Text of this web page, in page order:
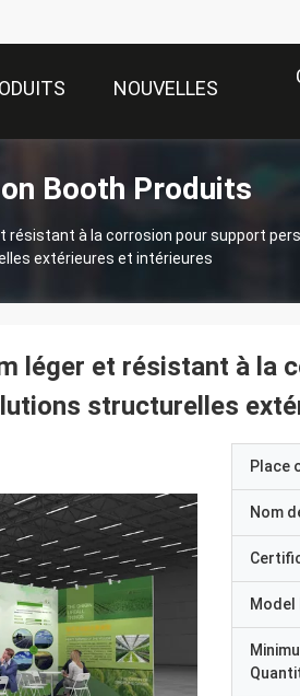
NOUVELLES
Booth Produits
résistant à la corrosion pour support
extérieures et intérieures
léger et résistant à la
structurelles
Place
Nom
Model